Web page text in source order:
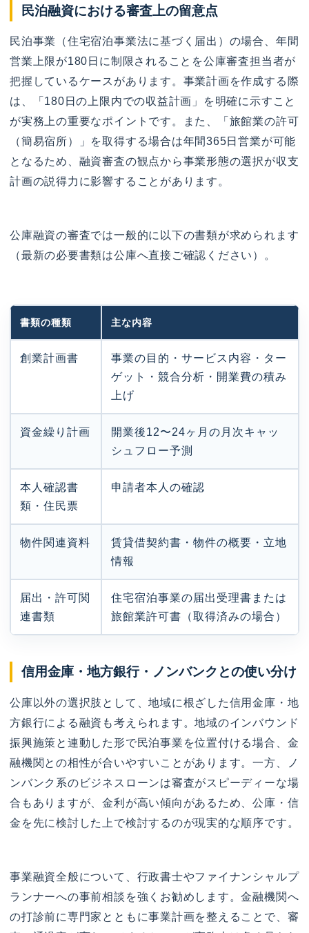
民泊融資における審査上の留意点
民泊事業（住宅宿泊事業法に基づく届出）の場合、年間
営業上限が180日に制限されることを公庫審査担当者が
把握しているケースがあります。事業計画を作成する際
は、「180日の上限内での収益計画」を明確に示すこと
が実務上の重要なポイントです。また、「旅館業の許可
（簡易宿所）」を取得する場合は年間365日営業が可能
となるため、融資審査の観点から事業形態の選択が収支
計画の説得力に影響することがあります。
公庫融資の審査では一般的に以下の書類が求められます
（最新の必要書類は公庫へ直接ご確認ください）。
書類の種類 主な内容
創業計画書
事業の目的・サービス内容・ター
ゲット・競合分析・開業費の積み
上げ
資金繰り計画
開業後12〜24ヶ月の月次キャッ
シュフロー予測
本人確認書
類・住民票
申請者本人の確認
物件関連資料
賃貸借契約書・物件の概要・立地
情報
届出・許可関
連書類
住宅宿泊事業の届出受理書または
旅館業許可書（取得済みの場合）
信用金庫・地方銀行・ノンバンクとの使い分け
公庫以外の選択肢として、地域に根ざした信用金庫・地
方銀行による融資も考えられます。地域のインバウンド
振興施策と連動した形で民泊事業を位置付ける場合、金
融機関との相性が合いやすいことがあります。一方、ノ
ンバンク系のビジネスローンは審査がスピーディーな場
合もありますが、金利が高い傾向があるため、公庫・信
金を先に検討した上で検討するのが現実的な順序です。
事業融資全般について、行政書士やファイナンシャルプ
ランナーへの事前相談を強くお勧めします。金融機関へ
の打診前に専門家とともに事業計画を整えることで、審